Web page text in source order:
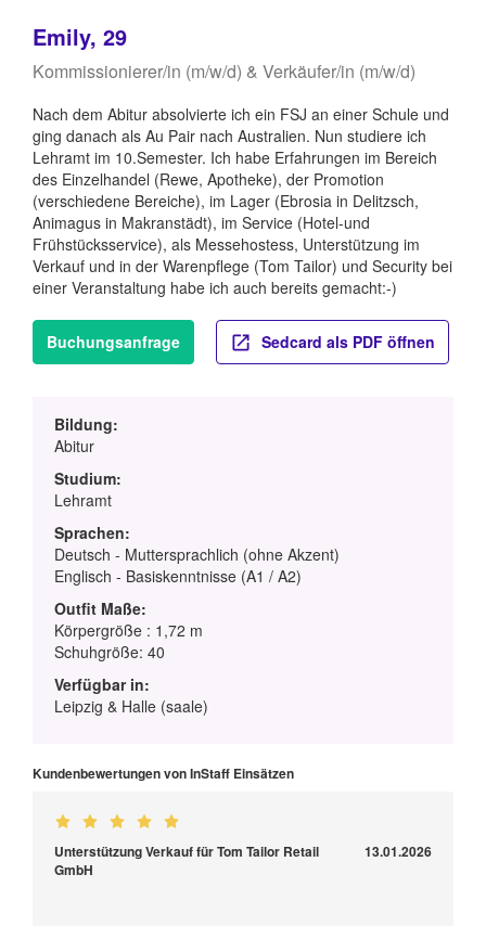
Emily, 29
Kommissionierer/in (m/w/d) & Verkäufer/in (m/w/d)
Nach dem Abitur absolvierte ich ein FSJ an einer Schule und
ging danach als Au Pair nach Australien. Nun studiere ich
Lehramt im 10.Semester. Ich habe Erfahrungen im Bereich
des Einzelhandel (Rewe, Apotheke), der Promotion
(verschiedene Bereiche), im Lager (Ebrosia in Delitzsch,
Animagus in Makranstädt), im Service (Hotel-und
Frühstücksservice), als Messehostess, Unterstützung im
Verkauf und in der Warenpflege (Tom Tailor) und Security bei
einer Veranstaltung habe ich auch bereits gemacht:-)
Buchungsanfrage Sedcard als PDF öffnen
Bildung:
Abitur
Studium:
Lehramt
Sprachen:
Deutsch - Muttersprachlich (ohne Akzent)
Englisch - Basiskenntnisse (A1 / A2)
Outfit Maße:
Körpergröße : 1,72 m
Schuhgröße: 40
Verfügbar in:
Leipzig & Halle (saale)
Kundenbewertungen von InStaff Einsätzen
Unterstützung Verkauf für Tom Tailor Retail
GmbH
13.01.2026